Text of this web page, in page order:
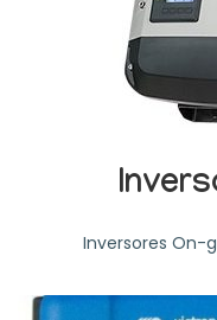
Inversores On-